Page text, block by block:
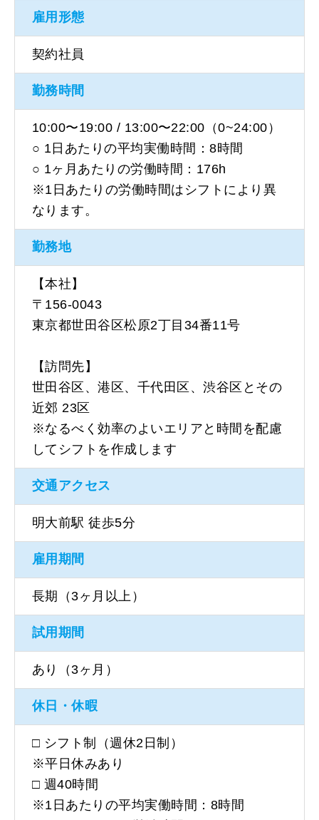
雇用形態
契約社員
勤務時間
10:00〜19:00 / 13:00〜22:00（0~24:00）
○ 1日あたりの平均実働時間：8時間
○ 1ヶ月あたりの労働時間：176h
※1日あたりの労働時間はシフトにより異
なります。
勤務地
【本社】
〒156-0043
東京都世田谷区松原2丁目34番11号
【訪問先】
世田谷区、港区、千代田区、渋谷区とその
近郊 23区
※なるべく効率のよいエリアと時間を配慮
してシフトを作成します
交通アクセス
明大前駅 徒歩5分
雇用期間
長期（3ヶ月以上）
試用期間
あり（3ヶ月）
休日・休暇
□ シフト制（週休2日制）
※平日休みあり
□ 週40時間
※1日あたりの平均実働時間：8時間